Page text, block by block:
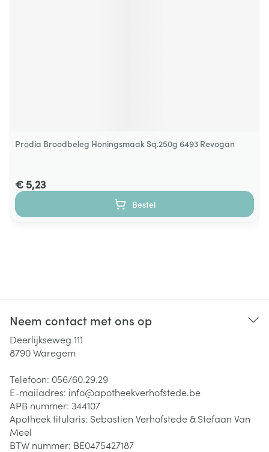
Prodia Broodbeleg Honingsmaak Sq.250g 6493 Revogan
€ 5,23
Bestel
Neem contact met ons op
Deerlijkseweg 111
8790Waregem
Telefoon: 056/60.29.29
E-mailadres: info@apotheekverhofstede.be
APB nummer: 344107
Apotheek titularis: Sebastien Verhofstede & Stefaan Van
Meel
BTW nummer: BE0475427187